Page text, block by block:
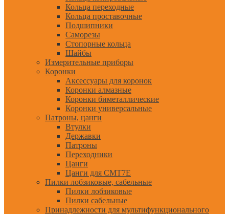
Кольца переходные
Кольца проставочные
Подшипники
Саморезы
Стопорные кольца
Шайбы
Измерительные приборы
Коронки
Аксессуары для коронок
Коронки алмазные
Коронки биметаллические
Коронки универсальные
Патроны, цанги
Втулки
Державки
Патроны
Переходники
Цанги
Цанги для CMT7E
Пилки лобзиковые, сабельные
Пилки лобзиковые
Пилки сабельные
Принадлежности для мультифункционального